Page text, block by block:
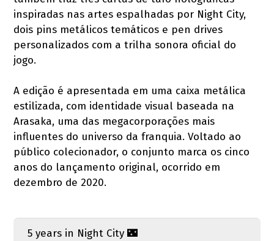
inspiradas nas artes espalhadas por Night City,
dois pins metálicos temáticos e pen drives
personalizados com a trilha sonora oficial do
jogo.
A edição é apresentada em uma caixa metálica
estilizada, com identidade visual baseada na
Arasaka, uma das megacorporações mais
influentes do universo da franquia. Voltado ao
público colecionador, o conjunto marca os cinco
anos do lançamento original, ocorrido em
dezembro de 2020.
5 years in Night City 🌃